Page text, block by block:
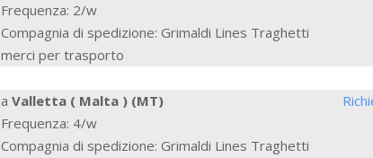
Frequenza: 2/w
Compagnia di spedizione: Grimaldi Lines Traghetti
merci per trasporto
a Valletta ( Malta ) (MT)
Frequenza: 4/w
Compagnia di spedizione: Grimaldi Lines Traghetti